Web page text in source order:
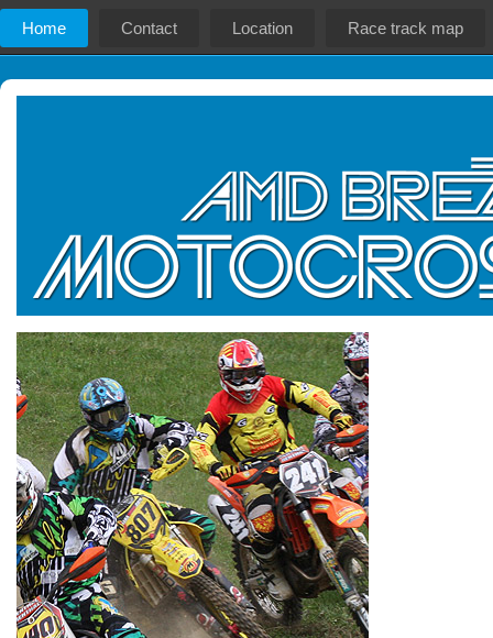
Home Contact Location Race track map